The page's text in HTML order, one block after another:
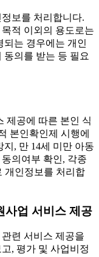
보를 처리합니다.
적 이외의 용도로는
되는 경우에는 개인
동의를 받는 등 필요
제공에 따른 본인 식
본인확인제 시행에
, 만 14세 미만 아동
의여부 확인, 각종
개인정보를 처리합
사업 서비스 제공
련 서비스 제공을
, 평가 및 사업비정